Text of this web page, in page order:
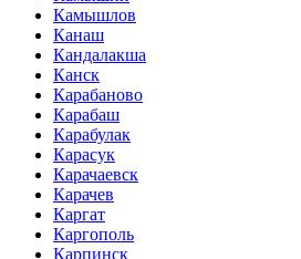
Камышлов
Канаш
Кандалакша
Канск
Карабаново
Карабаш
Карабулак
Карасук
Карачаевск
Карачев
Каргат
Каргополь
Карпинск